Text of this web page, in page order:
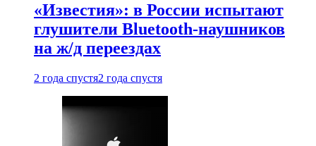
«Известия»: в России испытают
глушители Bluetooth-наушников
на ж/д переездах
2 года спустя2 года спустя